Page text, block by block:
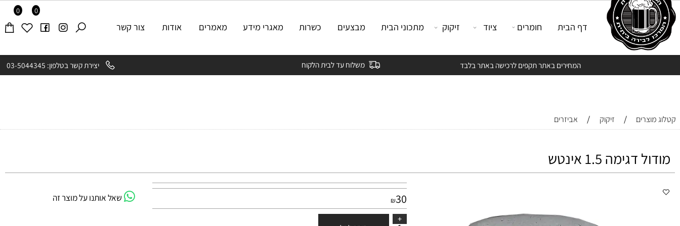
המחירים באתר תקפים לרכישה באתר בלבד משלוח עד לבית הלקוח יצירת קשר בטלפון: 03-5044345
0 0
דף הבית חומרים ציוד זיקוק מתכוני הבית מבצעים כשרות מאגרי מידע מאמרים אודות צור קשר
/ זיקוק / אביזרים
1.5 אינטש
שאל אותנו על מוצר זה